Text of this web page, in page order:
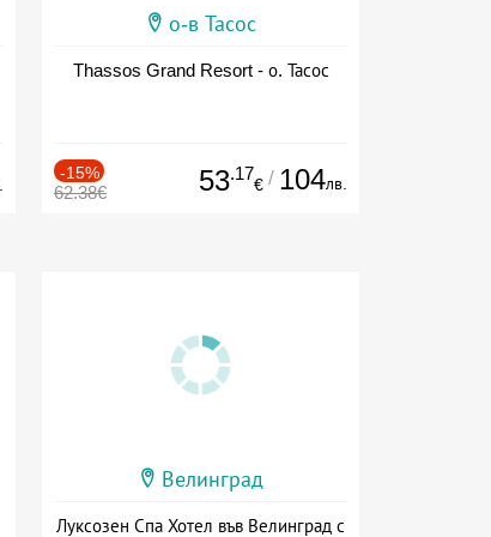
о-в Тасос
Thassos Grand Resort - о. Тасос
-15%
62.38€ 53.17
€ / 104лв.
Велинград
Луксозен Спа Хотел във Велинград с